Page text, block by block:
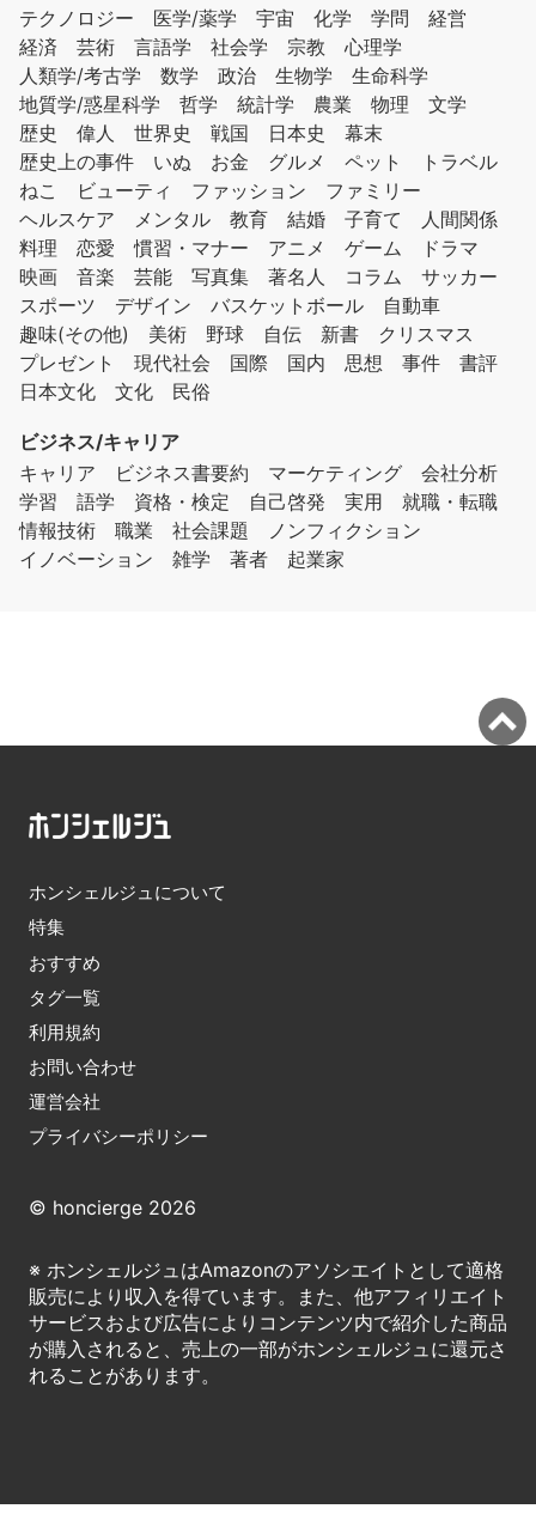
テクノロジー
医学/薬学 宇宙 化学 学問
経営
経済
芸術 言語学 社会学 宗教
心理学
人類学/考古学
数学 政治 生物学
生命科学
地質学/惑星科学
哲学 統計学 農業 物理
文学
歴史
偉人 世界史 戦国 日本史
幕末
歴史上の事件
いぬ お金 グルメ ペット
トラベル
ねこ
ビューティ ファッション
ファミリー
ヘルスケア
メンタル 教育 結婚 子育て
人間関係
料理
恋愛 慣習・マナー アニメ ゲーム
ドラマ
映画
音楽 芸能 写真集 著名人 コラム
サッカー
スポーツ
デザイン バスケットボール
自動車
趣味(その他)
美術 野球 自伝 新書
クリスマス
プレゼント
現代社会 国際 国内 思想 事件
書評
日本文化
文化 民俗
ビジネス/キャリア
キャリア
ビジネス書要約 マーケティング
会社分析
学習
語学 資格・検定 自己啓発 実用
就職・転職
情報技術
職業 社会課題
ノンフィクション
イノベーション
雑学 著者 起業家
ホンシェルジュについて
特集
おすすめ
タグ一覧
利用規約
お問い合わせ
運営会社
プライバシーポリシー
© honcierge 2026
※ ホンシェルジュはAmazonのアソシエイトとして適格
販売により収入を得ています。また、他アフィリエイト
サービスおよび広告によりコンテンツ内で紹介した商品
が購入されると、売上の一部がホンシェルジュに還元さ
れることがあります。